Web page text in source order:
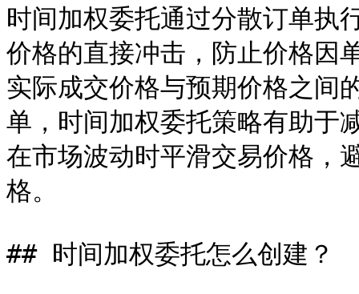
时间加权委托通过分散订单执
价格的直接冲击，防止价格因
实际成交价格与预期价格之间
单，时间加权委托策略有助于
在市场波动时平滑交易价格，
格。
## 时间加权委托怎么创建？